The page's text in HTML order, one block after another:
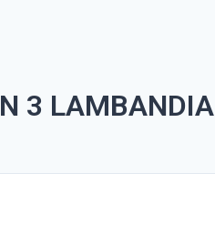
3 LAMBANDIA